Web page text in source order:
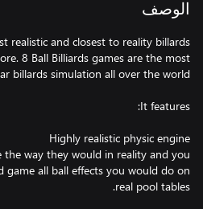
الوصف
realistic and closest to reality billards
8 Ball Billiards games are the most
the way they would in reality and you
game all ball effects you would do on